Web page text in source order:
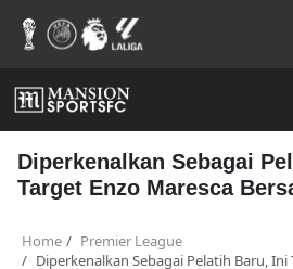
Diperkenalkan Sebagai
Target Enzo Maresca
Home
Premier League
Diperkenalkan Sebagai Pelatih Baru, Ini Target